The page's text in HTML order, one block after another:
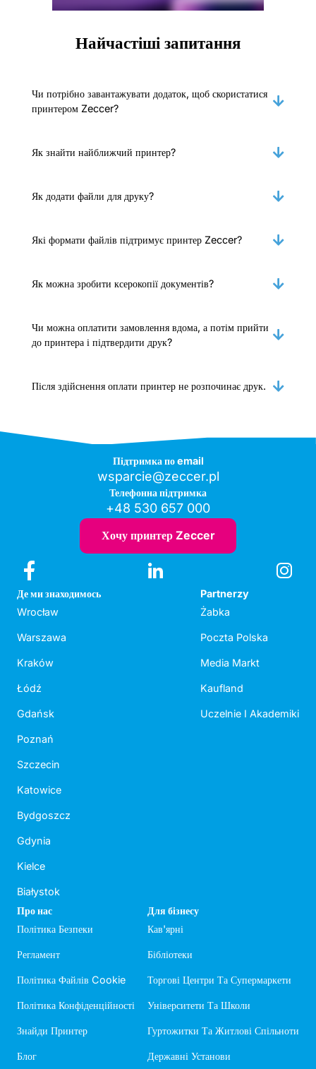
Найчастіші запитання
Чи потрібно завантажувати додаток, щоб скористатися
принтером Zeccer?
Як знайти найближчий принтер?
Як додати файли для друку?
Які формати файлів підтримує принтер Zeccer?
Як можна зробити ксерокопії документів?
Чи можна оплатити замовлення вдома, а потім прийти
до принтера і підтвердити друк?
Після здійснення оплати принтер не розпочинає друк.
Підтримка по email
wsparcie@zeccer.pl
Телефонна підтримка
+48 530 657 000
Хочу принтер Zeccer
Де ми знаходимось
Wrocław
Warszawa
Kraków
Łódź
Gdańsk
Poznań
Szczecin
Katowice
Bydgoszcz
Gdynia
Kielce
Białystok
Partnerzy
Żabka
Poczta Polska
Media Markt
Kaufland
Uczelnie I Akademiki
Про нас
Політика Безпеки
Регламент
Політика Файлів Cookie
Політика Конфіденційності
Знайди Принтер
Блог
Для бізнесу
Кав'ярні
Бібліотеки
Торгові Центри Та Супермаркети
Університети Та Школи
Гуртожитки Та Житлові Спільноти
Державні Установи